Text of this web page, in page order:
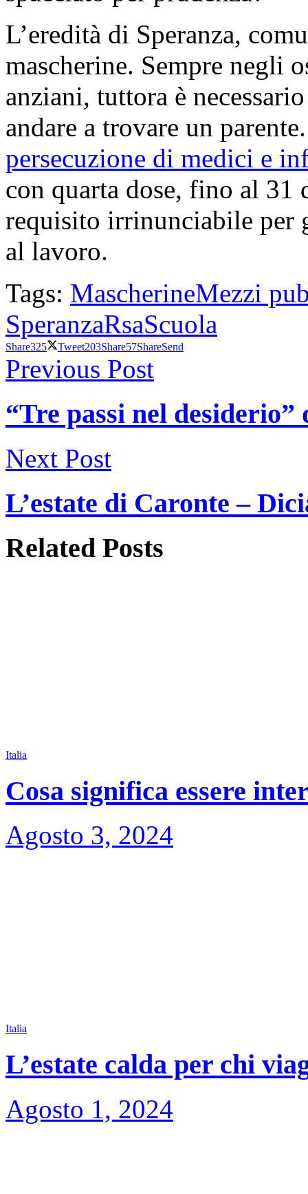
L’eredità di Speranza,
mascherine. Sempre negli
anziani, tuttora è
andare a trovare un
persecuzione di medici e
con quarta dose, fino al 31
requisito irrinunciabile per
al lavoro.
Tags: MascherineMezzi
SperanzaRsaScuola
Share325 Tweet203Share57ShareSend
Previous Post
“Tre passi nel
Next Post
L’estate di Caronte –
Related Posts
Italia
Cosa significa essere
Agosto 3, 2024
Italia
L’estate calda per chi
Agosto 1, 2024